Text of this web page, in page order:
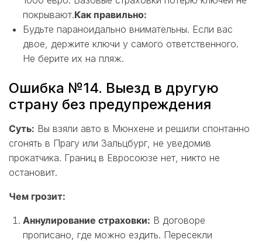
покрывают.Как правильно:
Будьте параноидально внимательны. Если вас
двое, держите ключи у самого ответственного.
Не берите их на пляж.
Ошибка №14. Выезд в другую
страну без предупреждения
Суть: Вы взяли авто в Мюнхене и решили спонтанно
сгонять в Прагу или Зальцбург, не уведомив
прокатчика. Границ в Евросоюзе нет, никто не
остановит.
Чем грозит:
Аннулирование страховки: В договоре
прописано, где можно ездить. Пересекли